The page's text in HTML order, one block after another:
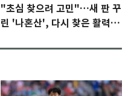
"초심 찾으려 고민"…새 판 꾸
린 '나혼산', 다시 찾은 활력